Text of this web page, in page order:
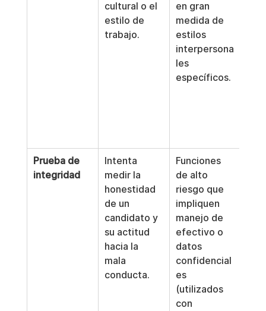
cultural o el
estilo de
trabajo.
en gran
medida de
estilos
interpersona
les
específicos.
Prueba de
integridad
Intenta
medir la
honestidad
de un
candidato y
su actitud
hacia la
mala
conducta.
Funciones
de alto
riesgo que
impliquen
manejo de
efectivo o
datos
confidencial
es
(utilizados
con